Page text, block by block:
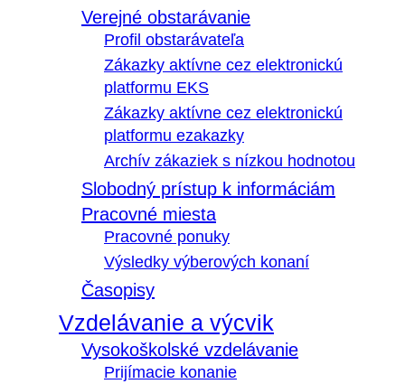
Verejné obstarávanie
Profil obstarávateľa
Zákazky aktívne cez elektronickú
platformu EKS
Zákazky aktívne cez elektronickú
platformu ezakazky
Archív zákaziek s nízkou hodnotou
Slobodný prístup k informáciám
Pracovné miesta
Pracovné ponuky
Výsledky výberových konaní
Časopisy
Vzdelávanie a výcvik
Vysokoškolské vzdelávanie
Prijímacie konanie